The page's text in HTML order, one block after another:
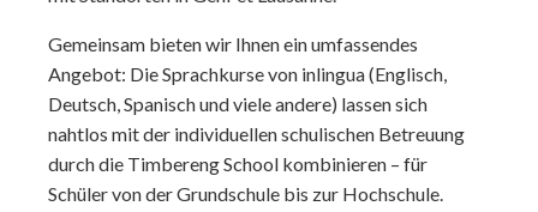
Gemeinsam bieten wir Ihnen ein umfassendes
Angebot: Die Sprachkurse von inlingua (Englisch,
Deutsch, Spanisch und viele andere) lassen sich
nahtlos mit der individuellen schulischen Betreuung
durch die Timbereng School kombinieren – für
Schüler von der Grundschule bis zur Hochschule.